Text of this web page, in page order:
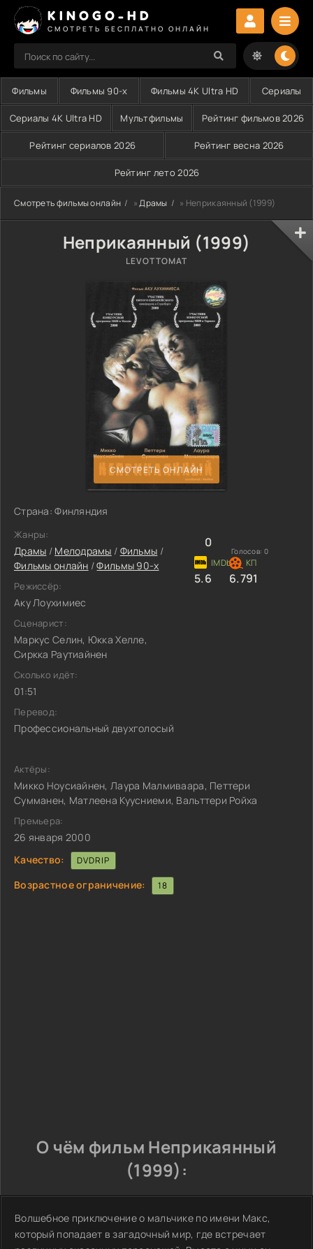
KINOGO-HD
СМОТРЕТЬ БЕСПЛАТНО ОНЛАЙН
Фильмы Фильмы 90-х Фильмы 4K Ultra HD Сериалы
Сериалы 4K Ultra HD Мультфильмы Рейтинг фильмов 2026
Рейтинг сериалов 2026 Рейтинг весна 2026
Рейтинг лето 2026
Смотреть фильмы онлайн »Драмы » Неприкаянный (1999)
Неприкаянный (1999)
LEVOTTOMAT
СМОТРЕТЬ ОНЛАЙН
Страна: Финляндия
Жанры:
Драмы / Мелодрамы / Фильмы /
Фильмы онлайн /Фильмы 90-х
Режиссёр:
Аку Лоухимиес
Сценарист:
Маркус Селин, Юкка Хелле,
Сиркка Раутиайнен
Сколько идёт:
01:51
Перевод:
Профессиональный двухголосый
0
Голосов: 0
5.6 6.791
Актёры:
Микко Ноусиайнен, Лаура Малмиваара, Петтери
Сумманен, Матлеена Куусниеми, Вальттери Ройха
Премьера:
26 января 2000
Качество:
DVDRIP
Возрастное ограничение: 18
О чём фильм Неприкаянный
(1999):
Волшебное приключение о мальчике по имени Макс,
который попадает в загадочный мир, где встречает